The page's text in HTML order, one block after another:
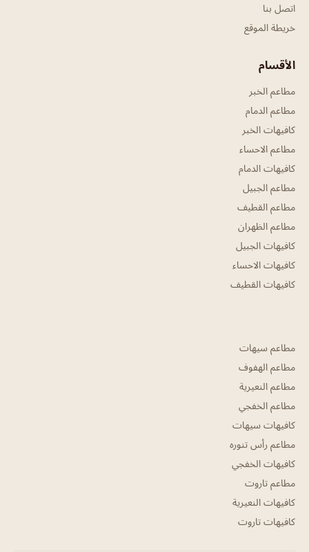
اتصل بنا
خريطة الموقع
الأقسام
مطاعم الخبر
مطاعم الدمام
كافيهات الخبر
مطاعم الاحساء
كافيهات الدمام
مطاعم الجبيل
مطاعم القطيف
مطاعم الظهران
كافيهات الجبيل
كافيهات الاحساء
كافيهات القطيف
مطاعم سيهات
مطاعم الهفوف
مطاعم النعيرية
مطاعم الخفجي
كافيهات سيهات
مطاعم رأس تنوره
كافيهات الخفجي
مطاعم تاروت
كافيهات النعيرية
كافيهات تاروت